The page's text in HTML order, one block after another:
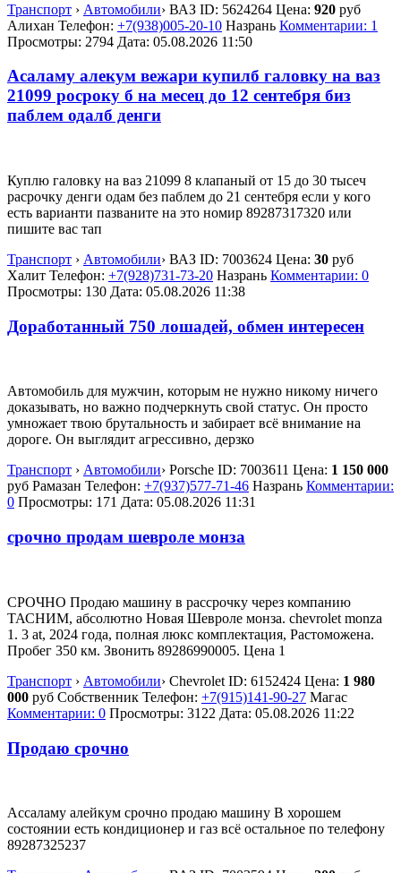
Транспорт › Автомобили› ВАЗ ID: 5624264 Цена: 920 руб
Алихан Телефон: +7(938)005-20-10 Назрань Комментарии: 1
Просмотры: 2794 Дата: 05.08.2026 11:50
Асаламу алекум вежари купилб галовку на ваз
21099 росроку б на месец до 12 сентебря биз
паблем одалб денги
Куплю галовку на ваз 21099 8 клапаный от 15 до 30 тысеч
расрочку денги одам без паблем до 21 сентебря если у кого
есть варианти пазваните на это номир 89287317320 или
пишите вас тап
Транспорт › Автомобили› ВАЗ ID: 7003624 Цена: 30 руб
Халит Телефон: +7(928)731-73-20 Назрань Комментарии: 0
Просмотры: 130 Дата: 05.08.2026 11:38
Доработанный 750 лошадей, обмен интересен
Автомобиль для мужчин, которым не нужно никому ничего
доказывать, но важно подчеркнуть свой статус. Он просто
умножает твою брутальность и забирает всё внимание на
дороге. Он выглядит агрессивно, дерзко
Транспорт › Автомобили› Porsche ID: 7003611 Цена: 1 150 000
руб Рамазан Телефон: +7(937)577-71-46 Назрань Комментарии:
0 Просмотры: 171 Дата: 05.08.2026 11:31
срочно продам шевроле монза
СРОЧНО Продаю машину в рассрочку через компанию
ТАСНИМ, абсолютно Новая Шевроле монза. chevrolet monza
1. 3 at, 2024 года, полная люкс комплектация, Растоможена.
Пробег 350 км. Звонить 89286990005. Цена 1
Транспорт › Автомобили› Chevrolet ID: 6152424 Цена: 1 980
000 руб Собственник Телефон: +7(915)141-90-27 Магас
Комментарии: 0 Просмотры: 3122 Дата: 05.08.2026 11:22
Продаю срочно
Ассаламу алейкум срочно продаю машину В хорошем
состоянии есть кондиционер и газ всё остальное по телефону
89287325237